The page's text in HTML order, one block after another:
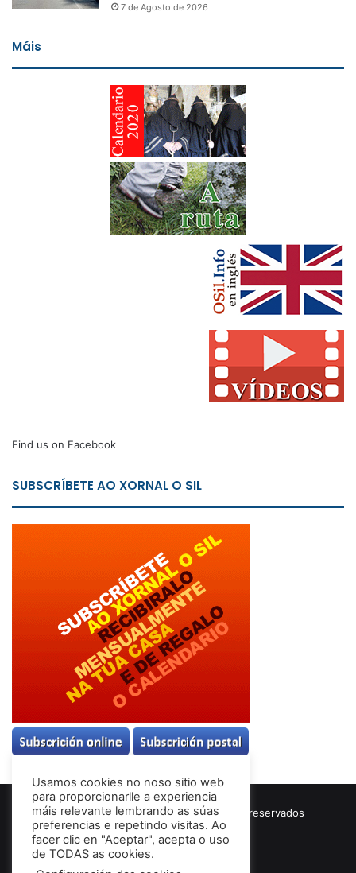
7 de Agosto de 2026
Máis
Find us on Facebook
SUBSCRÍBETE AO XORNAL O SIL
© Copyright 2026, Todos los derechos reservados
Términos & Condiciones
Usamos cookies no noso sitio web
para proporcionarlle a experiencia
máis relevante lembrando as súas
preferencias e repetindo visitas. Ao
facer clic en "Aceptar", acepta o uso
de TODAS as cookies.